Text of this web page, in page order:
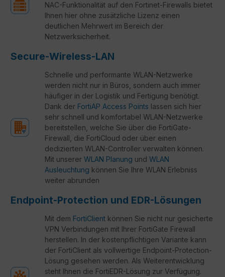
NAC-Funktionalität auf den Fortinet-Firewalls bietet
Ihnen hier ohne zusätzliche Lizenz einen
deutlichen Mehrwert im Bereich der
Netzwerksicherheit.
Secure-Wireless-LAN
Schnelle und performante WLAN-Netzwerke
werden nicht nur in Büros, sondern auch immer
häufiger in der Logistik und Fertigung benötigt.
Dank der FortiAP Access Points lassen sich hier
sehr schnell und komfortabel WLAN-Netzwerke
bereitstellen, welche Sie über die FortiGate-
Firewall, die FortiCloud oder über einen
dedizierten WLAN-Controller verwalten können.
Mit unserer WLAN Planung und WLAN
Ausleuchtung können Sie Ihre WLAN Erlebniss
weiter abrunden
Endpoint-Protection und EDR-Lösungen
Mit dem FortiClient können Sie nicht nur gesicherte
VPN Verbindungen mit Ihrer FortiGate Firewall
herstellen. In der kostenpflichtigen Variante kann
der FortiClient als vollwertige Endpoint-Protection-
Lösung gesehen werden. Als Weiterentwicklung
steht Ihnen die FortiEDR-Lösung zur Verfügung.